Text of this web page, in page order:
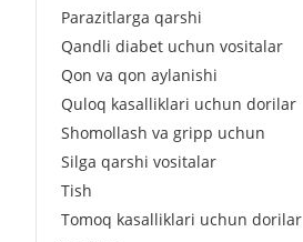
Parazitlarga qarshi
Qandli diabet uchun vositalar
Qon va qon aylanishi
Quloq kasalliklari uchun dorilar
Shomollash va gripp uchun
Silga qarshi vositalar
Tish
Tomoq kasalliklari uchun dorilar